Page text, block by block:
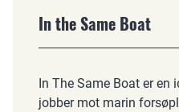
In the Same Boat
In The Same Boat er
jobber mot marin